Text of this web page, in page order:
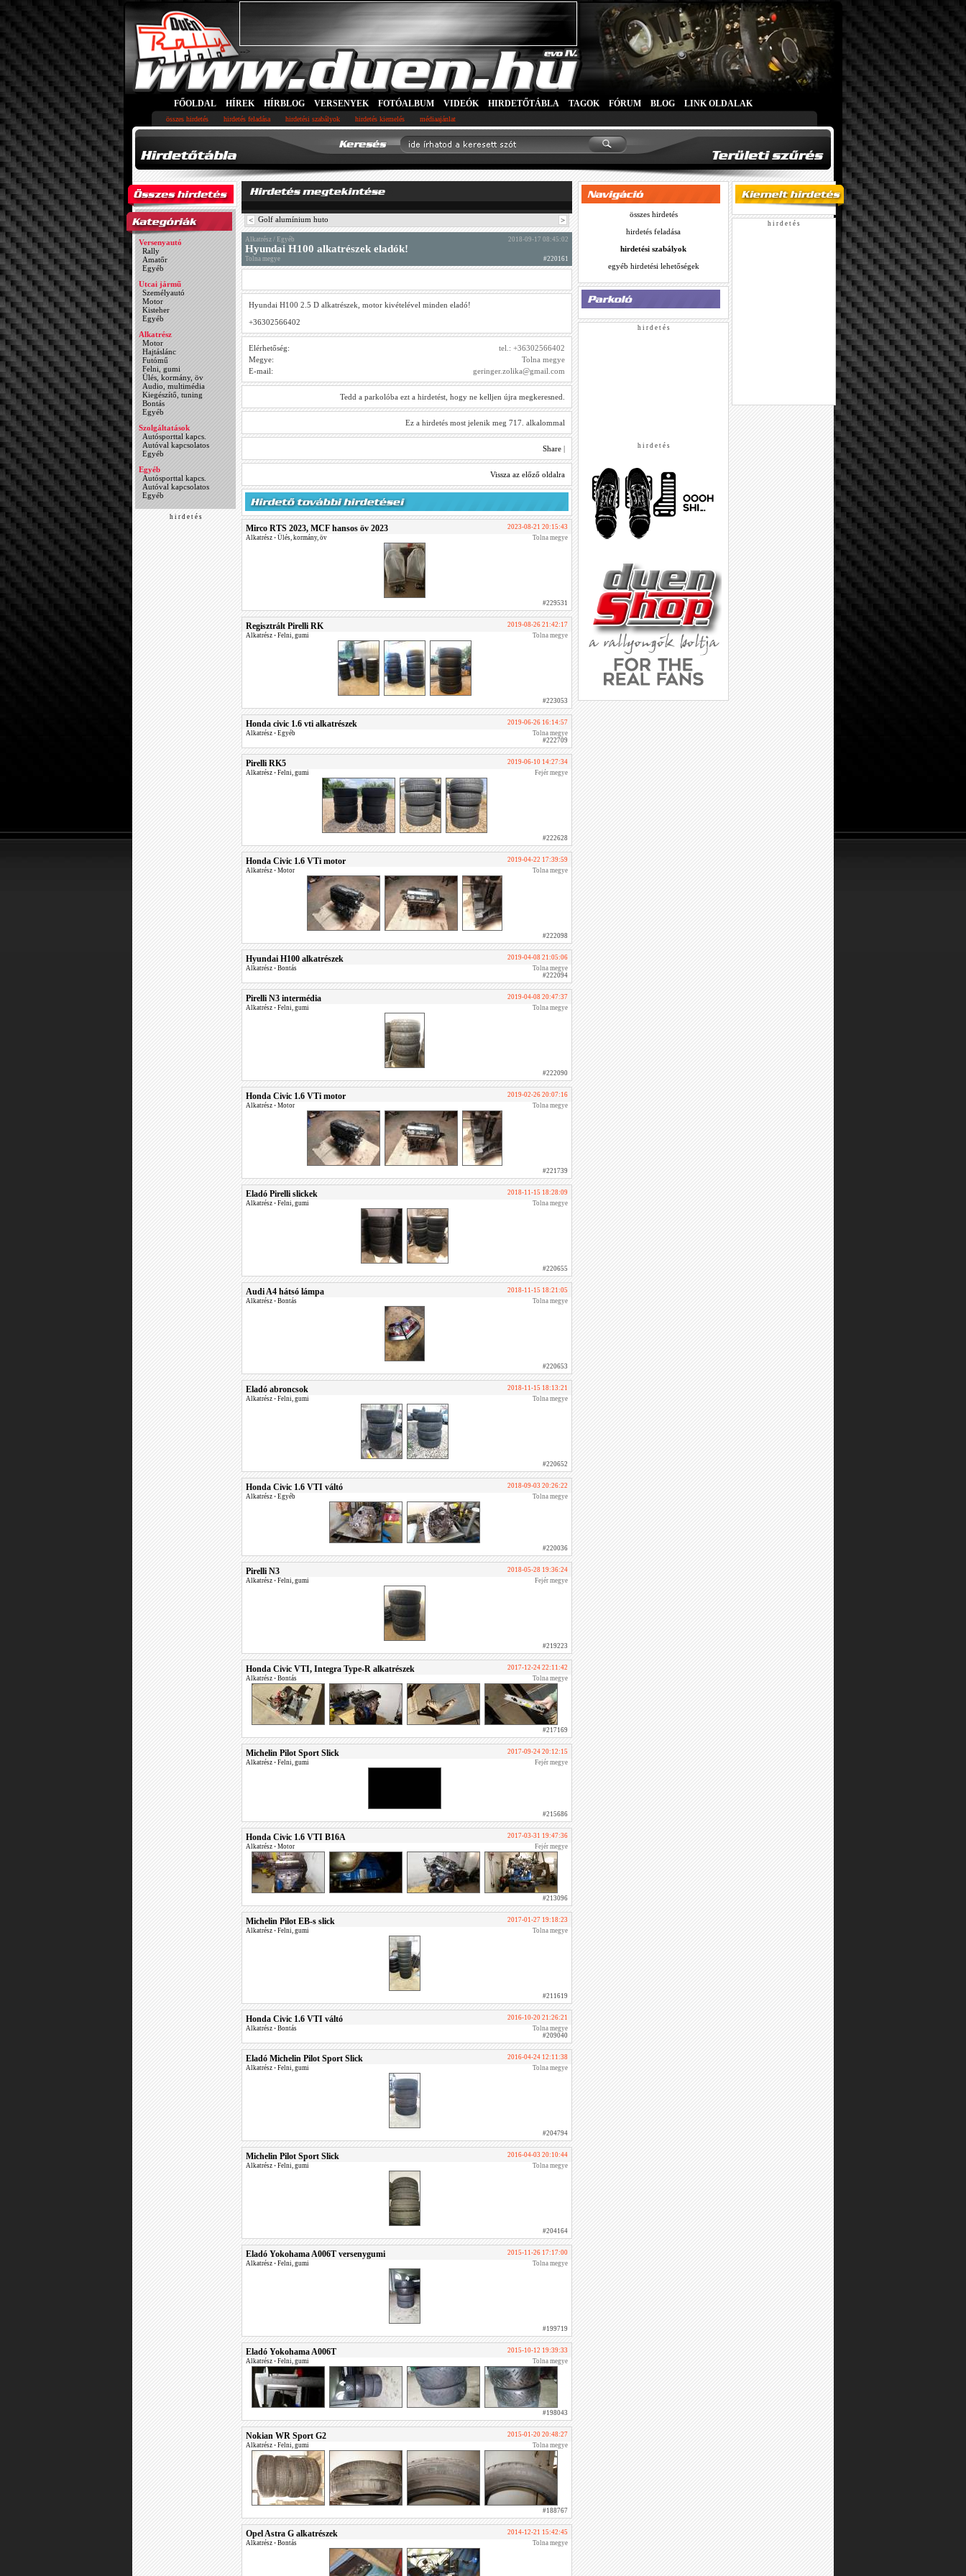
-->
FŐOLDAL HÍREK HÍRBLOG VERSENYEK FOTÓALBUM VIDEÓK HIRDETŐTÁBLA TAGOK FÓRUM BLOG LINK OLDALAK
összes hirdetés hirdetés feladása hirdetési szabályok hirdetés kiemelés médiaajánlat
Versenyautó
Rally
Amatőr
Egyéb
Utcai jármű
Személyautó
Motor
Kisteher
Egyéb
Alkatrész
Motor
Hajtáslánc
Futómű
Felni, gumi
Ülés, kormány, öv
Audio, multimédia
Kiegészítő, tuning
Bontás
Egyéb
Szolgáltatások
Autósporttal kapcs.
Autóval kapcsolatos
Egyéb
Egyéb
Autósporttal kapcs.
Autóval kapcsolatos
Egyéb
h i r d e t é s
< Golf alumínium huto >
Alkatrész / Egyéb 2018-09-17 08:45:02
Hyundai H100 alkatrészek eladók!
Tolna megye #220161
Hyundai H100 2.5 D alkatrészek, motor kivételével minden eladó!
+36302566402
Elérhetőség:
tel.: +36302566402
Megye:
Tolna megye
E-mail:
geringer.zolika@gmail.com
Tedd a parkolóba ezt a hirdetést, hogy ne kelljen újra megkeresned.
Ez a hirdetés most jelenik meg 717. alkalommal
Share |
Vissza az előző oldalra
Mirco RTS 2023, MCF hansos öv 2023
2023-08-21 20:15:43
Alkatrész • Ülés, kormány, öv Tolna megye
#229531
Regisztrált Pirelli RK
2019-08-26 21:42:17
Alkatrész • Felni, gumi Tolna megye
#223053
Honda civic 1.6 vti alkatrészek
2019-06-26 16:14:57
Alkatrész • Egyéb
Tolna megye
#222709
Pirelli RK5
2019-06-10 14:27:34
Alkatrész • Felni, gumi Fejér megye
#222628
Honda Civic 1.6 VTi motor
2019-04-22 17:39:59
Alkatrész • Motor Tolna megye
#222098
Hyundai H100 alkatrészek
2019-04-08 21:05:06
Alkatrész • Bontás
Tolna megye
#222094
Pirelli N3 intermédia
2019-04-08 20:47:37
Alkatrész • Felni, gumi Tolna megye
#222090
Honda Civic 1.6 VTi motor
2019-02-26 20:07:16
Alkatrész • Motor Tolna megye
#221739
Eladó Pirelli slickek
2018-11-15 18:28:09
Alkatrész • Felni, gumi Tolna megye
#220655
Audi A4 hátsó lámpa
2018-11-15 18:21:05
Alkatrész • Bontás Tolna megye
#220653
Eladó abroncsok
2018-11-15 18:13:21
Alkatrész • Felni, gumi Tolna megye
#220652
Honda Civic 1.6 VTI váltó
2018-09-03 20:26:22
Alkatrész • Egyéb Tolna megye
#220036
Pirelli N3
2018-05-28 19:36:24
Alkatrész • Felni, gumi Fejér megye
#219223
Honda Civic VTI, Integra Type-R alkatrészek
2017-12-24 22:11:42
Alkatrész • Bontás Tolna megye
#217169
Michelin Pilot Sport Slick
2017-09-24 20:12:15
Alkatrész • Felni, gumi Fejér megye
#215686
Honda Civic 1.6 VTI B16A
2017-03-31 19:47:36
Alkatrész • Motor Fejér megye
#213096
Michelin Pilot EB-s slick
2017-01-27 19:18:23
Alkatrész • Felni, gumi Tolna megye
#211619
Honda Civic 1.6 VTI váltó
2016-10-20 21:26:21
Alkatrész • Bontás
Tolna megye
#209040
Eladó Michelin Pilot Sport Slick
2016-04-24 12:11:38
Alkatrész • Felni, gumi Tolna megye
#204794
Michelin Pilot Sport Slick
2016-04-03 20:10:44
Alkatrész • Felni, gumi Tolna megye
#204164
Eladó Yokohama A006T versenygumi
2015-11-26 17:17:00
Alkatrész • Felni, gumi Tolna megye
#199719
Eladó Yokohama A006T
2015-10-12 19:39:33
Alkatrész • Felni, gumi Tolna megye
#198043
Nokian WR Sport G2
2015-01-20 20:48:27
Alkatrész • Felni, gumi Tolna megye
#188767
Opel Astra G alkatrészek
2014-12-21 15:42:45
Alkatrész • Bontás Tolna megye
összes hirdetés
hirdetés feladása
hirdetési szabályok
egyéb hirdetési lehetőségek
h i r d e t é s
h i r d e t é s
h i r d e t é s